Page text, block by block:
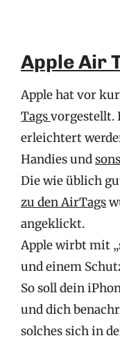
Apple Air
Apple hat vor
Tagsvorgestellt.
erleichtert
Handies und
Die wie üblich
zu den AirTags
angeklickt.
Apple wirbt mit
und einem
So soll dein
und dich
solches sich in